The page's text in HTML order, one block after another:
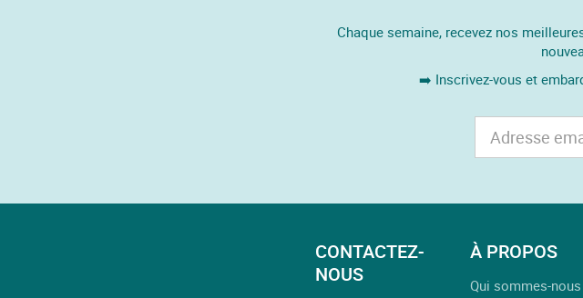
Chaque semaine, recevez nos
➡️ Inscrivez-vous et
CONTACTEZ-
NOUS
À PROPOS
Qui sommes-nous